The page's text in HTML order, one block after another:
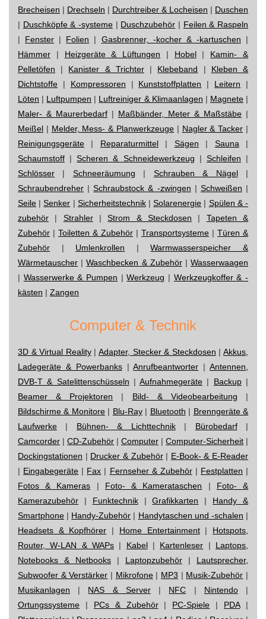
Brecheisen | Drechseln | Durchtreiber & Locheisen | Duschen
| Duschköpfe & -systeme | Duschzubehör | Feilen & Raspeln
| Fenster | Folien | Gasbrenner, -kocher & -kartuschen |
Hämmer | Heizgeräte & Lüftungen | Hobel| Kamin- &
Pelletöfen | Kanister & Trichter| Klebeband | Kleben &
Dichtstoffe | Kompressoren | Kunststoffplatten | Leitern |
Löten | Luftpumpen | Luftreiniger & Klimaanlagen | Magnete|
Maler- & Maurerbedarf | Maßbänder, Meter & Maßstäbe |
Meißel | Melder, Mess- & Planwerkzeuge | Nagler & Tacker |
Reinigungsgeräte | Reparaturmittel| Sägen | Sauna |
Schaumstoff |Scheren & Schneidewerkzeug | Schleifen |
Schlösser | Schneeräumung | Schrauben & Nägel|
Schraubendreher |Schraubstock & -zwingen | Schweißen |
Seile |Senker | Sicherheitstechnik|Solarenergie | Spülen & -
zubehör | Strahler|Strom & Steckdosen | Tapeten &
Zubehör | Toiletten & Zubehör | Transportsysteme | Türen &
Zubehör | Umlenkrollen |Warmwasserspeicher &
Wärmetauscher |Waschbecken & Zubehör|Wasserwaagen
| Wasserwerke & Pumpen |Werkzeug | Werkzeugkoffer & -
kästen | Zangen
Computer & Technik
3D & Virtual Reality|Adapter, Stecker & Steckdosen |Akkus,
Ladegeräte & Powerbanks|Anrufbeantworter |Antennen,
DVB-T & Satelittenschüsseln |Aufnahmegeräte | Backup|
Beamer & Projektoren | Bild- & Videobearbeitung |
Bildschirme & Monitore| Blu-Ray| Bluetooth | Brenngeräte &
Laufwerke | Bühnen- & Lichttechnik| Bürobedarf|
Camcorder | CD-Zubehör | Computer | Computer-Sicherheit |
Dockingstationen | Drucker & Zubehör| E-Book- & E-Reader
| Eingabegeräte | Fax | Fernseher & Zubehör| Festplatten |
Fotos & Kameras | Foto- & Kamerataschen | Foto- &
Kamerazubehör | Funktechnik|Grafikkarten | Handy &
Smartphone | Handy-Zubehör | Handytaschen und -schalen |
Headsets & Kopfhörer | Home Entertainment| Hotspots,
Router, W-LAN & WAPs | Kabel| Kartenleser | Laptops,
Notebooks & Netbooks | Laptopzubehör | Lautsprecher,
Subwoofer & Verstärker | Mikrofone| MP3 | Musik-Zubehör |
Musikanlagen | NAS & Server| NFC | Nintendo|
Ortungssysteme | PCs & Zubehör| PC-Spiele | PDA|